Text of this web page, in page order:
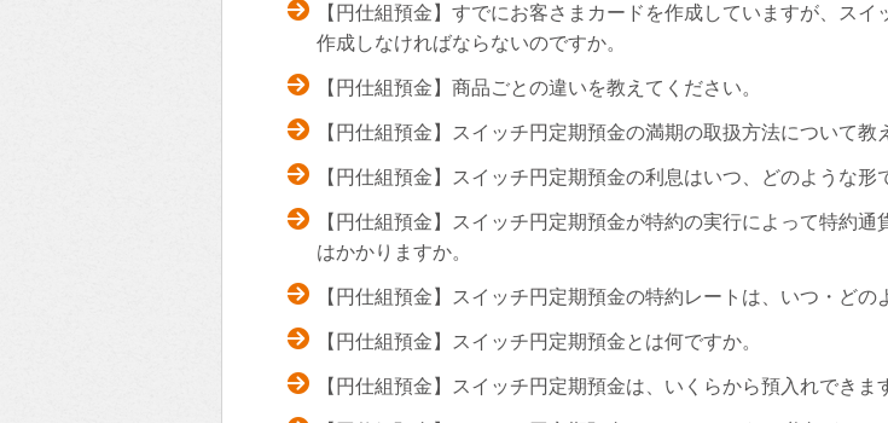
【円仕組預金】すでにお客さまカードを作成していますが、ス
作成しなければならないのですか。
【円仕組預金】商品ごとの違いを教えてください。
【円仕組預金】スイッチ円定期預金の満期の取扱方法について教
【円仕組預金】スイッチ円定期預金の利息はいつ、どのような形
【円仕組預金】スイッチ円定期預金が特約の実行によって特約
はかかりますか。
【円仕組預金】スイッチ円定期預金の特約レートは、いつ・どの
【円仕組預金】スイッチ円定期預金とは何ですか。
【円仕組預金】スイッチ円定期預金は、いくらから預入れできま